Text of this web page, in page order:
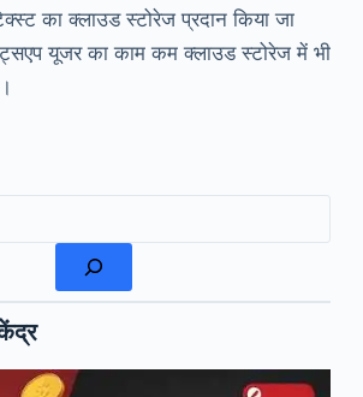
का क्लाउड स्टोरेज प्रदान किया जा
यूजर का काम कम क्लाउड स्टोरेज में भी